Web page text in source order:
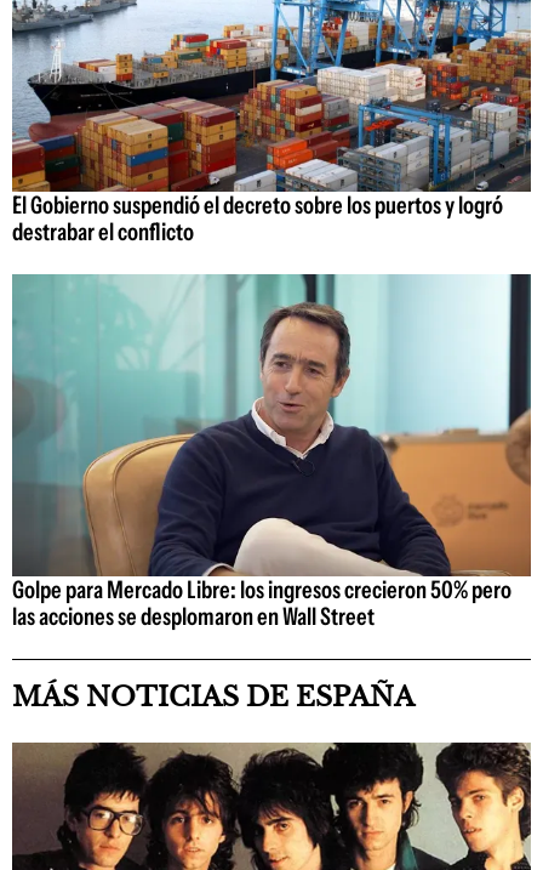
El Gobierno suspendió el decreto sobre los puertos y logró
destrabar el conflicto
Golpe para Mercado Libre: los ingresos crecieron 50% pero
las acciones se desplomaron en Wall Street
MÁS NOTICIAS DE ESPAÑA